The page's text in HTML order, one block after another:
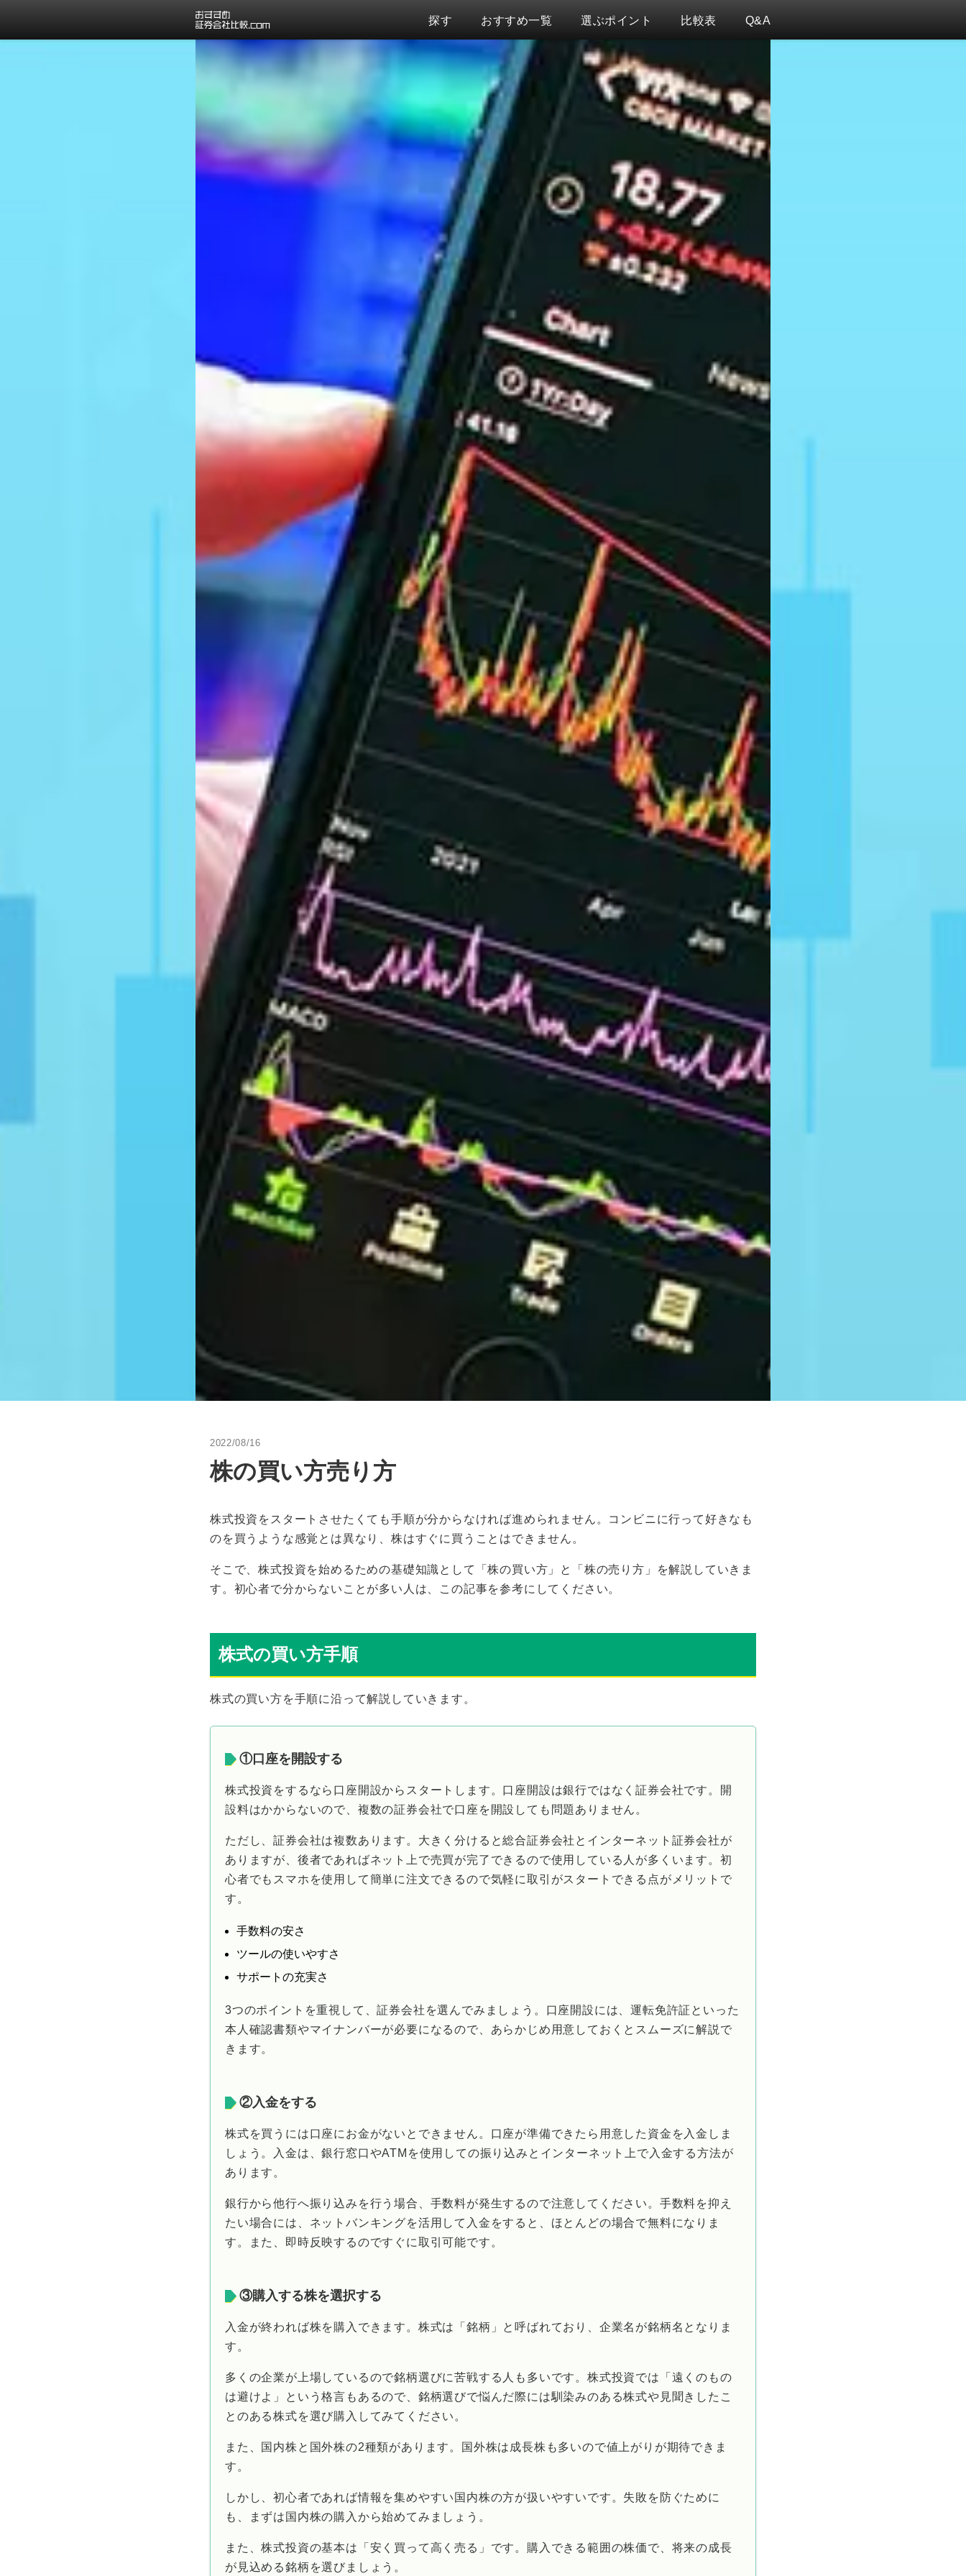
探す おすすめ一覧 選ぶポイント 比較表 Q&A
2022/08/16
株の買い方売り方
株式投資をスタートさせたくても手順が分からなければ進められません。コンビニに行って好きなも
のを買うような感覚とは異なり、株はすぐに買うことはできません。
そこで、株式投資を始めるための基礎知識として「株の買い方」と「株の売り方」を解説していきま
す。初心者で分からないことが多い人は、この記事を参考にしてください。
株式の買い方手順
株式の買い方を手順に沿って解説していきます。
①口座を開設する
株式投資をするなら口座開設からスタートします。口座開設は銀行ではなく証券会社です。開
設料はかからないので、複数の証券会社で口座を開設しても問題ありません。
ただし、証券会社は複数あります。大きく分けると総合証券会社とインターネット証券会社が
ありますが、後者であればネット上で売買が完了できるので使用している人が多くいます。初
心者でもスマホを使用して簡単に注文できるので気軽に取引がスタートできる点がメリットで
す。
手数料の安さ
ツールの使いやすさ
サポートの充実さ
3つのポイントを重視して、証券会社を選んでみましょう。口座開設には、運転免許証といった
本人確認書類やマイナンバーが必要になるので、あらかじめ用意しておくとスムーズに解説で
きます。
②入金をする
株式を買うには口座にお金がないとできません。口座が準備できたら用意した資金を入金しま
しょう。入金は、銀行窓口やATMを使用しての振り込みとインターネット上で入金する方法が
あります。
銀行から他行へ振り込みを行う場合、手数料が発生するので注意してください。手数料を抑え
たい場合には、ネットバンキングを活用して入金をすると、ほとんどの場合で無料になりま
す。また、即時反映するのですぐに取引可能です。
③購入する株を選択する
入金が終われば株を購入できます。株式は「銘柄」と呼ばれており、企業名が銘柄名となりま
す。
多くの企業が上場しているので銘柄選びに苦戦する人も多いです。株式投資では「遠くのもの
は避けよ」という格言もあるので、銘柄選びで悩んだ際には馴染みのある株式や見聞きしたこ
とのある株式を選び購入してみてください。
また、国内株と国外株の2種類があります。国外株は成長株も多いので値上がりが期待できま
す。
しかし、初心者であれば情報を集めやすい国内株の方が扱いやすいです。失敗を防ぐために
も、まずは国内株の購入から始めてみましょう。
また、株式投資の基本は「安く買って高く売る」です。購入できる範囲の株価で、将来の成長
が見込める銘柄を選びましょう。